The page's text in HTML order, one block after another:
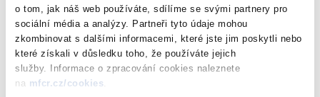
o tom, jak náš web používáte, sdílíme se svými partnery pro
sociální média a analýzy. Partneři tyto údaje mohou
zkombinovat s dalšími informacemi, které jste jim poskytli nebo
které získali v důsledku toho, že používáte jejich
služby. Informace o zpracování cookies naleznete
na mfcr.cz/cookies
do konce roku 2022.
„Změnou oproti původnímu kompenzačnímu bonusu je snížení
požadovaného propadu tržeb z 50 na 30 procent, a to majoritně v
důsledku negativního vlivu aktuálních vládních restrikcí, což